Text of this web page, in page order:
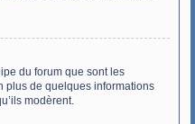
du forum que sont les
plus de quelques informations
modèrent.